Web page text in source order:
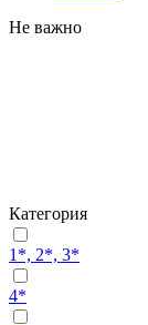
Не важно
Категория
1*, 2*, 3*
4*